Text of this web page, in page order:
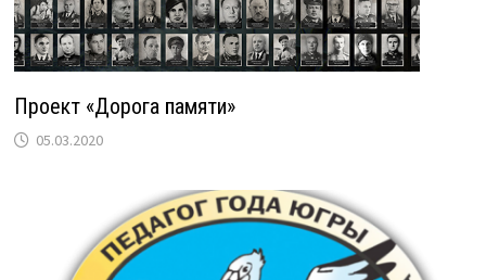
Проект «Дорога памяти»
05.03.2020